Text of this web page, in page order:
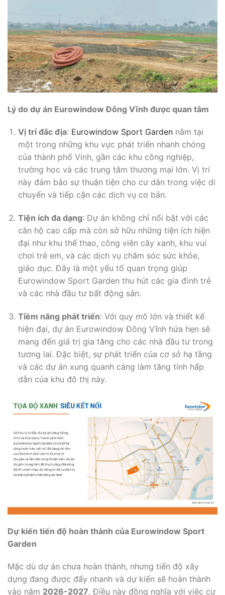
Lý do dự án Eurowindow Đông Vĩnh được quan tâm
Vị trí đắc địa: Eurowindow Sport Gardennằm tại
một trong những khu vực phát triển nhanh chóng
của thành phố Vinh, gần các khu công nghiệp,
trường học và các trung tâm thương mại lớn. Vị trí
này đảm bảo sự thuận tiện cho cư dân trong việc di
chuyển và tiếp cận các dịch vụ cơ bản.
Tiện ích đa dạng: Dự án không chỉ nổi bật với các
căn hộ cao cấp mà còn sở hữu những tiện ích hiện
đại như khu thể thao, công viên cây xanh, khu vui
chơi trẻ em, và các dịch vụ chăm sóc sức khỏe,
giáo dục. Đây là một yếu tố quan trọng giúp
Eurowindow Sport Garden thu hút các gia đình trẻ
và các nhà đầu tư bất động sản.
Tiềm năng phát triển: Với quy mô lớn và thiết kế
hiện đại, dự án Eurowindow Đông Vĩnh hứa hẹn sẽ
mang đến giá trị gia tăng cho các nhà đầu tư trong
tương lai. Đặc biệt, sự phát triển của cơ sở hạ tầng
và các dự án xung quanh càng làm tăng tính hấp
dẫn của khu đô thị này.
Dự kiến tiến độ hoàn thành của Eurowindow Sport
Garden
Mặc dù dự án chưa hoàn thành, nhưng tiến độ xây
dựng đang được đẩy nhanh và dự kiến sẽ hoàn thành
vào năm 2026-2027. Điều này đồng nghĩa với việc cư